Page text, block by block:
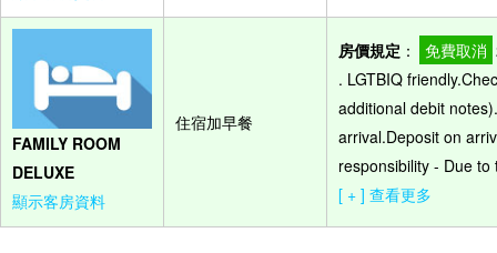
FAMILY ROOM
DELUXE
顯示客房資料
住宿加早餐
房價規定 ： 免費取消
. LGTBIQ
additional debit
arrival.Deposit on
responsibility - Due
[ + ] 查看更多